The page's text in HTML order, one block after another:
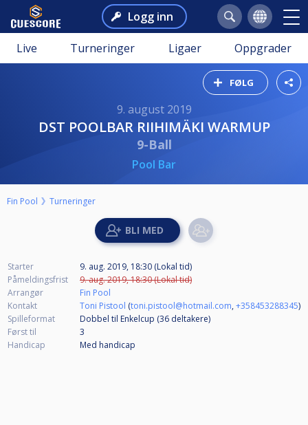
Logg inn
Live Turneringer Ligaer Oppgrader
FØLG
9. august 2019
DST POOLBAR RIIHIMÄKI WARMUP
9-Ball
Pool Bar
Fin Pool Turneringer
Starter
9. aug. 2019, 18:30 (Lokal tid)
Påmeldingsfrist
9. aug. 2019, 18:30 (Lokal tid)
Arrangør
Fin Pool
Kontakt
Toni Pistool (toni.pistool@hotmail.com,+358453288345)
Spilleformat
Dobbel til Enkelcup (36 deltakere)
Først til
3
Handicap
Med handicap